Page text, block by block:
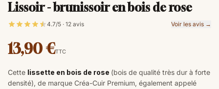
Lissoir - brunissoir en bois de rose
4.7/5 · 12 avis Voir les avis →
13,90 €TTC
Cette lissette en bois de rose (bois de qualité très dur à forte
densité), de marque Créa-Cuir Premium, également appelé